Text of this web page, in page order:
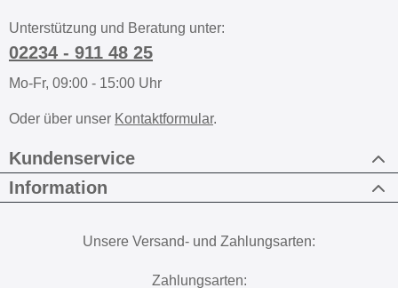
Unterstützung und Beratung unter:
02234 - 911 48 25
Mo-Fr, 09:00 - 15:00 Uhr
Oder über unser Kontaktformular.
Kundenservice
Information
Unsere Versand- und Zahlungsarten:
Zahlungsarten: